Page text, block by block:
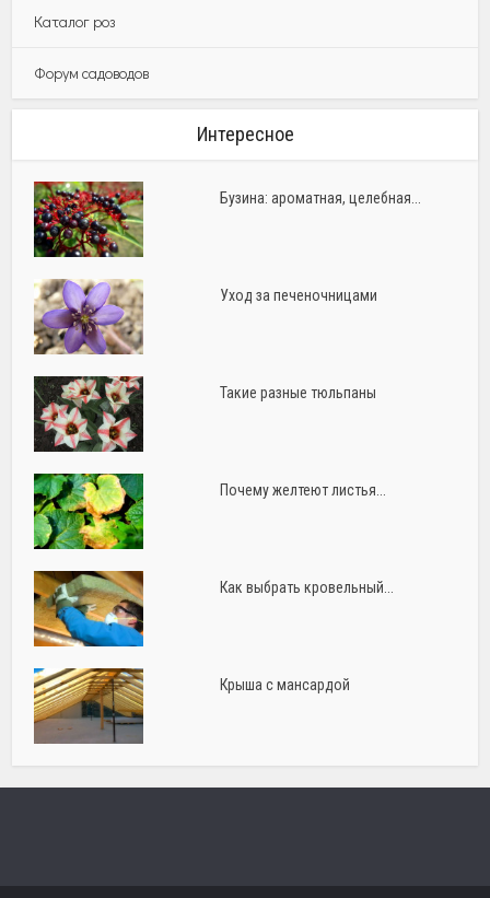
Каталог роз
Форум садоводов
Интересное
Бузина: ароматная, целебная...
Уход за печеночницами
Такие разные тюльпаны
Почему желтеют листья...
Как выбрать кровельный...
Крыша с мансардой